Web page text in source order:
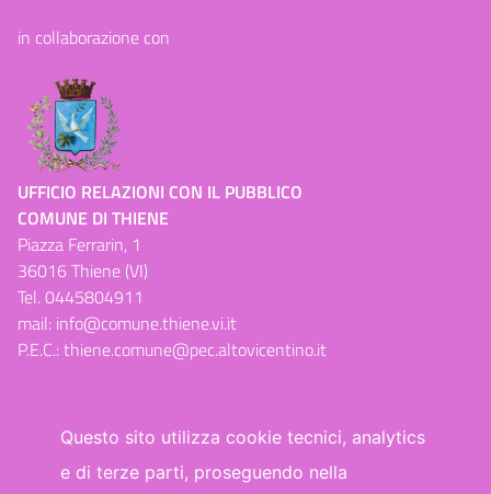
in collaborazione con
UFFICIO RELAZIONI CON IL PUBBLICO
COMUNE DI THIENE
Piazza Ferrarin, 1
36016 Thiene (VI)
Tel.0445804911
mail: info@comune.thiene.vi.it
P.E.C.:thiene.comune@pec.altovicentino.it
Questo sito utilizza cookie tecnici, analytics
e di terze parti, proseguendo nella